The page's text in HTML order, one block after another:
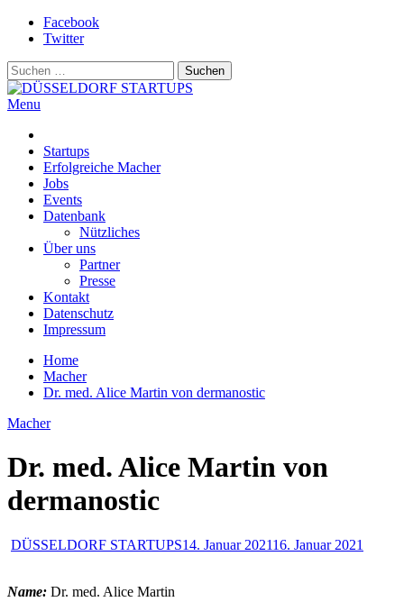
Skip
Facebook
Twitter
Suchen
nach:
ganzen Rheinland
Menu
Startups
Erfolgreiche Macher
Jobs
Events
Datenbank
Nützliches
Über uns
Partner
Presse
Kontakt
Datenschutz
Impressum
Home
Macher
Dr. med. Alice Martin von dermanostic
Macher
Dr. med. Alice Martin von
dermanostic
DÜSSELDORF STARTUPS14. Januar 202116. Januar 2021
Name: Dr. med. Alice Martin